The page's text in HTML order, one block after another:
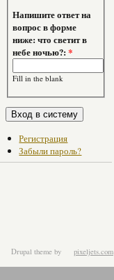
Напишите ответ на
вопрос в форме
ниже: что светит в
небе ночью?:*
Fill in the blank
Регистрация
Забыли пароль?
Drupal theme by pixeljets.com